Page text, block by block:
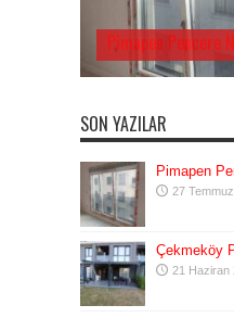
Pimapen Pencere
SON YAZILAR
Pimapen
27
Çekmeköy
21 Haziran